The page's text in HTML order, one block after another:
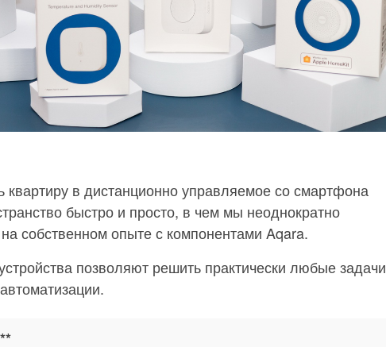
квартиру в дистанционно управляемое со смартфона
быстро и просто, в чем мы неоднократно
собственном опыте с компонентами Aqara.
позволяют решить практически любые задачи